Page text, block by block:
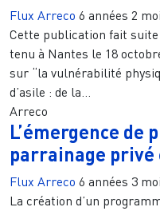
Flux Arreco 6 années 2
Cette publication fait suite
tenu à Nantes le 18
sur “la vulnérabilité
d’asile : de la...
Arreco
L’émergence de
parrainage privé
Flux Arreco 6 années 3
La création d’un